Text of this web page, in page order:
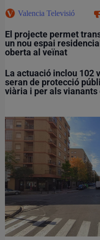
Valencia Televisió
El projecte permet
un nou espai
oberta al veïnat
La actuació inclou 102
seran de protecció
viària i per als vianants